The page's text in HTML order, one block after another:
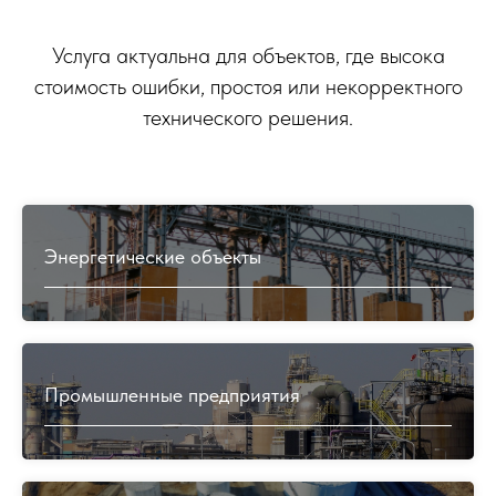
Услуга актуальна для объектов, где высока
стоимость ошибки, простоя или некорректного
технического решения.
Энергетические объекты
Промышленные предприятия
Получить расчет
PolyJet Kazakhstan подходит к задаче как
инженерный партнёр: мы не просто
предлагаем материал или отдельную
реальные условия объекта, расчётную
Почему выбирают PolyJet
Kazakhstan